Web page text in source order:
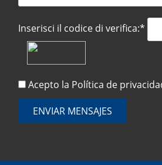
Inserisci il codice di verifica:*
Acepto la Política de
ENVIAR MENSAJES